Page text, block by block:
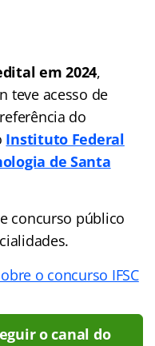
em 2024,
teve acesso de
do
Instituto Federal
de Santa
concurso público
o concurso IFSC
o canal do